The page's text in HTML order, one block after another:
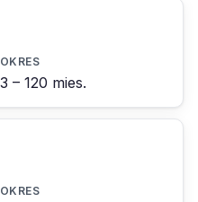
3 – 120 mies.